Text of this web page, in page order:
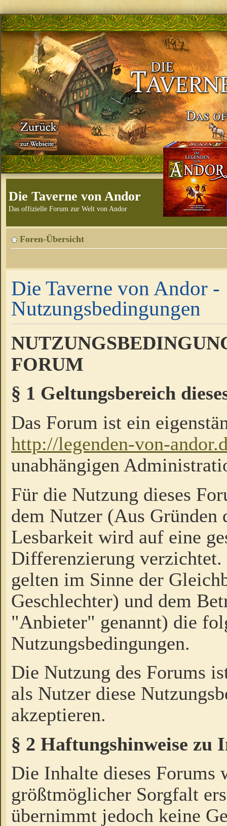
Die Taverne von Andor
Das offizielle Forum zur Welt von Andor
Foren-Übersicht
Die Taverne von Andor -
Nutzungsbedingungen
FORUM
§ 1 Geltungsbereich
Das Forum ist ein
http://legenden-von-
unabhängigen
Für die Nutzung dieses
dem Nutzer (Aus Gründen
Lesbarkeit wird auf eine
Differenzierung
gelten im Sinne der
Geschlechter) und dem
"Anbieter" genannt) die
Nutzungsbedingungen.
Die Nutzung des Forums
als Nutzer diese
akzeptieren.
§ 2 Haftungshinweise zu
Die Inhalte dieses Forums
größtmöglicher Sorgfalt
übernimmt jedoch keine